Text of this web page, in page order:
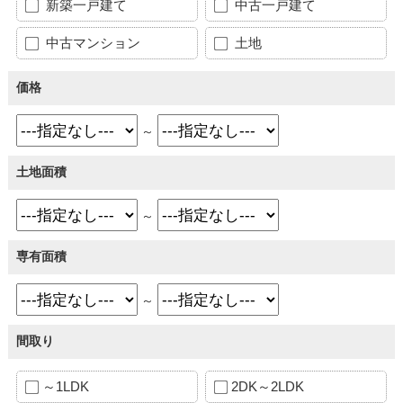
新築一戸建て 中古一戸建て
中古マンション 土地
価格
～
土地面積
～
専有面積
～
間取り
～1LDK 2DK～2LDK